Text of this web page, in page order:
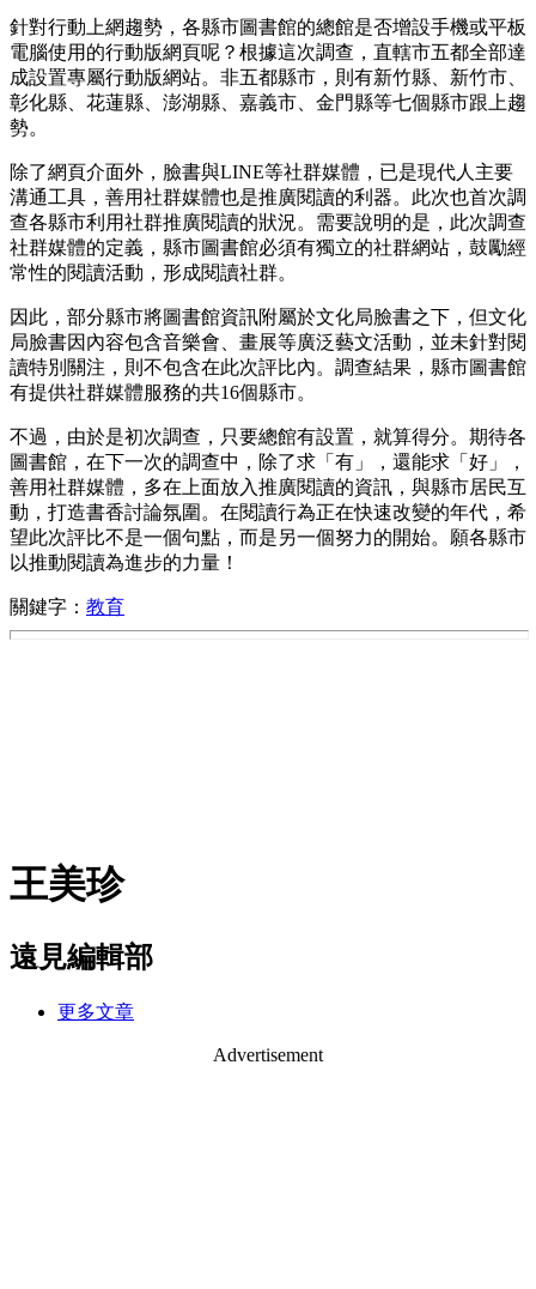
針對行動上網趨勢，各縣市圖書館的總館是否增設手機或平板
電腦使用的行動版網頁呢？根據這次調查，直轄市五都全部達
成設置專屬行動版網站。非五都縣市，則有新竹縣、新竹市、
彰化縣、花蓮縣、澎湖縣、嘉義市、金門縣等七個縣市跟上趨
勢。
除了網頁介面外，臉書與LINE等社群媒體，已是現代人主要
溝通工具，善用社群媒體也是推廣閱讀的利器。此次也首次調
查各縣市利用社群推廣閱讀的狀況。需要說明的是，此次調查
社群媒體的定義，縣市圖書館必須有獨立的社群網站，鼓勵經
常性的閱讀活動，形成閱讀社群。
因此，部分縣市將圖書館資訊附屬於文化局臉書之下，但文化
局臉書因內容包含音樂會、畫展等廣泛藝文活動，並未針對閱
讀特別關注，則不包含在此次評比內。調查結果，縣市圖書館
有提供社群媒體服務的共16個縣市。
不過，由於是初次調查，只要總館有設置，就算得分。期待各
圖書館，在下一次的調查中，除了求「有」，還能求「好」，
善用社群媒體，多在上面放入推廣閱讀的資訊，與縣市居民互
動，打造書香討論氛圍。在閱讀行為正在快速改變的年代，希
望此次評比不是一個句點，而是另一個努力的開始。願各縣市
以推動閱讀為進步的力量！
關鍵字： 教育
王美珍
遠見編輯部
更多文章
Advertisement